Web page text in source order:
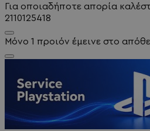
Για οποιαδήποτε απορία
2110125418
Μόνο 1 προιόν έμεινε στο